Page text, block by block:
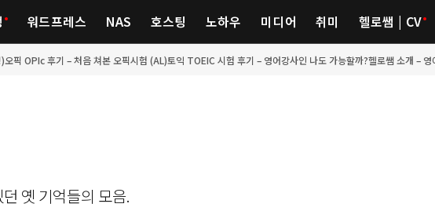
워드프레스 NAS 호스팅 노하우 미디어 취미 헬로쌤 | CV
오픽 OPIc 후기 – 처음 쳐본 오픽시험 (AL)토익 TOEIC 시험 후기 – 영어강사인 나도 가능할까?헬로쌤 소개 –
옛 기억들의 모음.